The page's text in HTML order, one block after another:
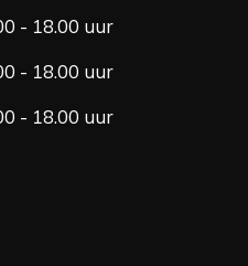
- 18.00 uur
- 18.00 uur
- 18.00 uur